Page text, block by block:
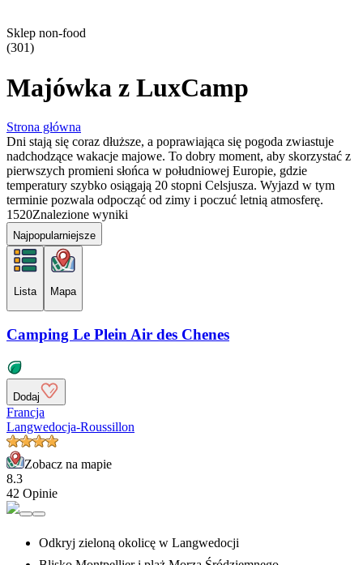
Sklep non-food
(301)
Majówka z LuxCamp
Strona główna
Dni stają się coraz dłuższe, a poprawiająca się pogoda zwiastuje
nadchodzące wakacje majowe. To dobry moment, aby skorzystać z
pierwszych promieni słońca w południowej Europie, gdzie
temperatury szybko osiągają 20 stopni Celsjusza. Wyjazd w tym
terminie pozwala odpocząć od zimy i poczuć letnią atmosferę.
1520Znalezione wyniki
Najpopularniejsze
Lista Mapa
Camping Le Plein Air des Chenes
Dodaj
Francja
Langwedocja-Roussillon
Zobacz na mapie
8.3
42 Opinie
Odkryj zieloną okolicę w Langwedocji